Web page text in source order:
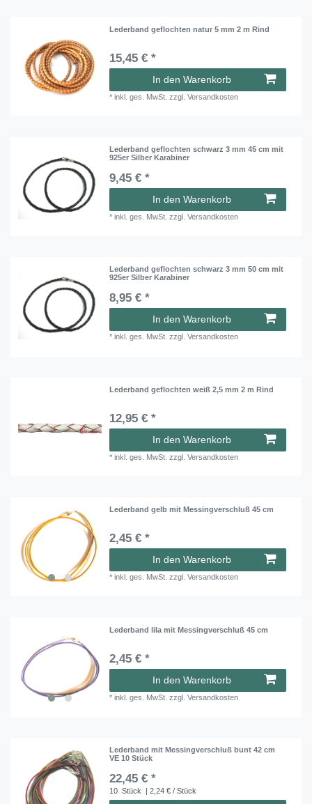
Lederband geflochten natur 5 mm 2 m Rind
15,45 € *
In den Warenkorb
*inkl. ges. MwSt. zzgl.Versandkosten
Lederband geflochten schwarz 3 mm 45 cm mit
925er Silber Karabiner
9,45 € *
In den Warenkorb
*inkl. ges. MwSt. zzgl.Versandkosten
Lederband geflochten schwarz 3 mm 50 cm mit
925er Silber Karabiner
8,95 € *
In den Warenkorb
*inkl. ges. MwSt. zzgl.Versandkosten
Lederband geflochten weiß 2,5 mm 2 m Rind
12,95 € *
In den Warenkorb
*inkl. ges. MwSt. zzgl.Versandkosten
Lederband gelb mit Messingverschluß 45 cm
2,45 € *
In den Warenkorb
*inkl. ges. MwSt. zzgl.Versandkosten
Lederband lila mit Messingverschluß 45 cm
2,45 € *
In den Warenkorb
*inkl. ges. MwSt. zzgl.Versandkosten
Lederband mit Messingverschluß bunt 42 cm
VE 10 Stück
22,45 € *
10 Stück | 2,24 € / Stück